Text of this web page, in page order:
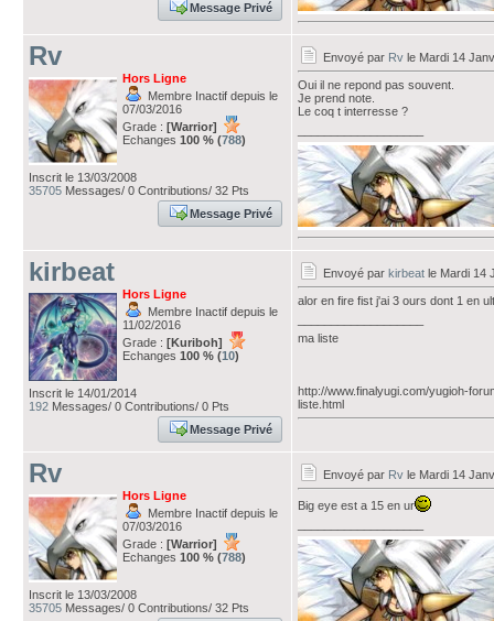
Message Privé
Rv
Hors Ligne
Membre Inactif depuis le
07/03/2016
Grade : [Warrior]
Echanges 100 % (788)
Inscrit le 13/03/2008
35705 Messages/ 0 Contributions/ 32 Pts
Message Privé
Envoyé par Rv le Mardi 14
Oui il ne repond pas souvent.
Je prend note.
Le coq t interresse ?
kirbeat
Hors Ligne
Membre Inactif depuis le
11/02/2016
Grade : [Kuriboh]
Echanges 100 % (10)
Inscrit le 14/01/2014
192 Messages/ 0 Contributions/ 0 Pts
Message Privé
Envoyé par kirbeat le Mardi 14
alor en fire fist j'ai 3 ours dont 1 en
ma liste
http://www.finalyugi.com/yugioh-
liste.html
Rv
Hors Ligne
Membre Inactif depuis le
07/03/2016
Grade : [Warrior]
Echanges 100 % (788)
Inscrit le 13/03/2008
35705 Messages/ 0 Contributions/ 32 Pts
Envoyé par Rv le Mardi 14
Big eye est a 15 en ur